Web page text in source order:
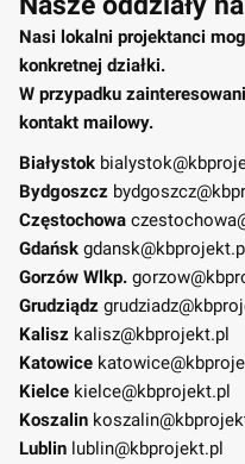
Nasi lokalni projektanci
konkretnej działki.
W przypadku
kontakt mailowy.
Białystok
Bydgoszcz
Częstochowa
Gdańsk
Gorzów Wlkp.
Grudziądz
Kalisz kalisz@kbprojekt.pl
Katowice
Kielce kielce@kbprojekt.pl
Koszalin
Lublin lublin@kbprojekt.pl